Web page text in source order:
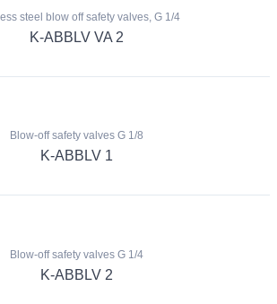
steel blow off safety valves, G 1/4
K-ABBLV VA 2
Blow-off safety valves G 1/8
K-ABBLV 1
Blow-off safety valves G 1/4
K-ABBLV 2